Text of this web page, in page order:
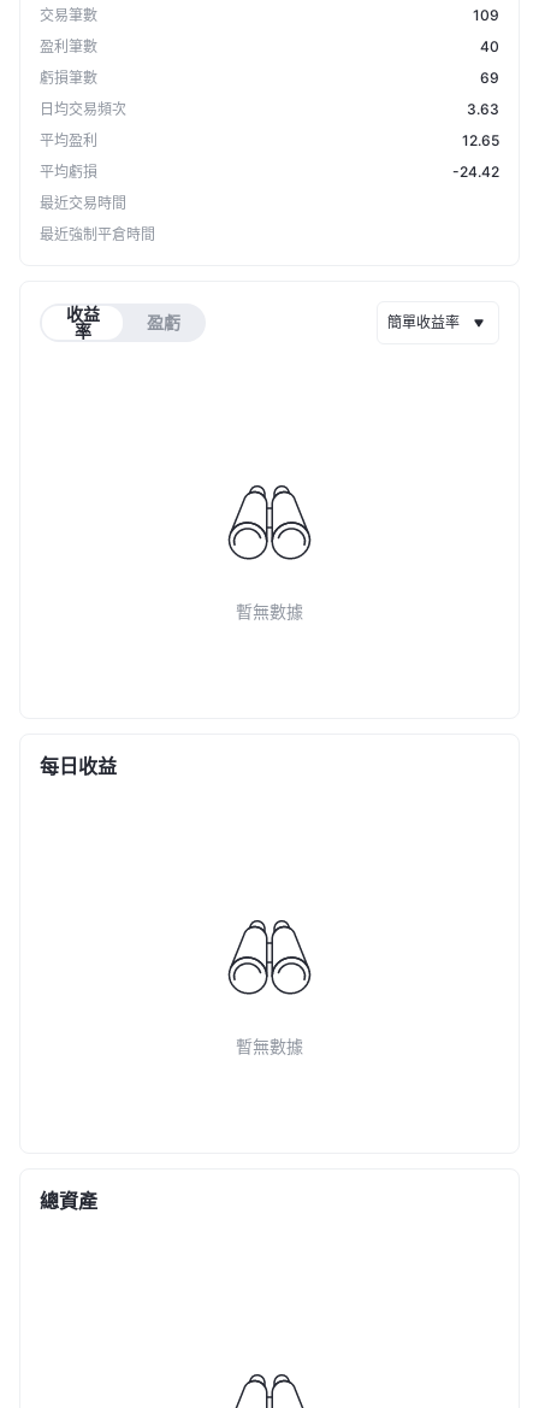
交易筆數
109
盈利筆數
40
虧損筆數
69
日均交易頻次
3.63
平均盈利
12.65
平均虧損
-24.42
最近交易時間
最近強制平倉時間
收益
率 盈虧 簡單收益率
暫無數據
每日收益
暫無數據
總資產